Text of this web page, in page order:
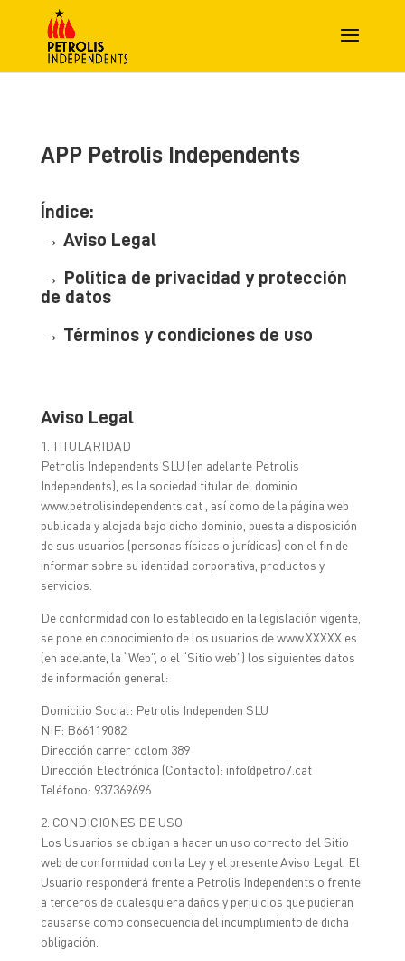
APP Petrolis Independents
Índice:
→ Aviso Legal
→ Política de privacidad y protección
de datos
→ Términos y condiciones de uso
Aviso Legal
1. TITULARIDAD
Petrolis Independents SLU (en adelante Petrolis
Independents), es la sociedad titular del dominio
www.petrolisindependents.cat , así como de la página web
publicada y alojada bajo dicho dominio, puesta a disposición
de sus usuarios (personas físicas o jurídicas) con el fin de
informar sobre su identidad corporativa, productos y
servicios.
De conformidad con lo establecido en la legislación vigente,
se pone en conocimiento de los usuarios de www.XXXXX.es
(en adelante, la “Web”, o el “Sitio web”) los siguientes datos
de información general:
Domicilio Social: Petrolis Independen SLU
NIF: B66119082
Dirección carrer colom 389
Dirección Electrónica (Contacto): info@petro7.cat
Teléfono: 937369696
2. CONDICIONES DE USO
Los Usuarios se obligan a hacer un uso correcto del Sitio
web de conformidad con la Ley y el presente Aviso Legal. El
Usuario responderá frente a Petrolis Independents o frente
a terceros de cualesquiera daños y perjuicios que pudieran
causarse como consecuencia del incumplimiento de dicha
obligación.